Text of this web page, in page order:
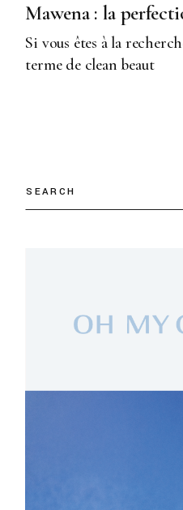
Mawena : la
Si vous êtes à la
terme de clean beaut